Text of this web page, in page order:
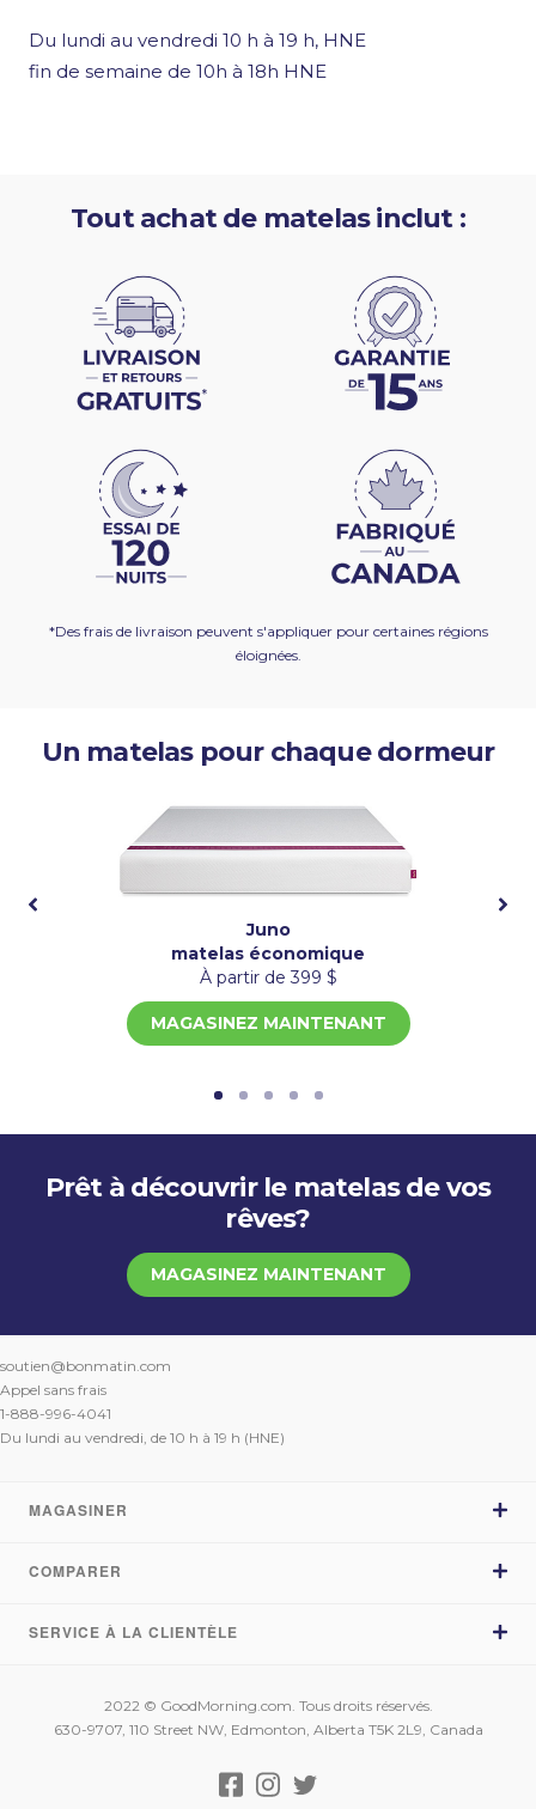
Du lundi au vendredi 10 h à 19 h, HNE
fin de semaine de 10h à 18h HNE
Tout achat de matelas inclut :
*Des frais de livraison peuvent s'appliquer pour certaines régions
éloignées.
Un matelas pour chaque dormeur
Juno
matelas économique
À partir de 399 $
MAGASINEZ MAINTENANT
Prêt à découvrir le matelas de vos
rêves?
MAGASINEZ MAINTENANT
soutien@bonmatin.com
Appel sans frais
1-888-996-4041
Du lundi au vendredi, de 10 h à 19 h (HNE)
MAGASINER
Magasiner les matelas
Commentaires
Fabriqué au Canada
COMPARER
Sleep Country vs BonMatin.com
La Baie vs BonMatin.com
Léon vs BonMatin.com
SERVICE À LA CLIENTÈLE
Mon compte
Suivi de ma commande
2022 © GoodMorning.com. Tous droits réservés.
630-9707, 110 Street NW, Edmonton, Alberta T5K 2L9, Canada